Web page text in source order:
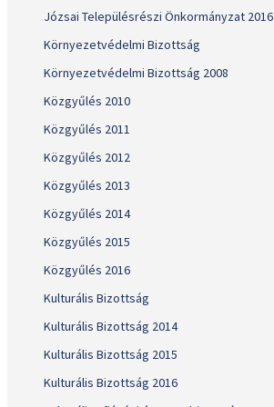
Józsai Településrészi Önkormányzat 2016
Környezetvédelmi Bizottság
Környezetvédelmi Bizottság 2008
Közgyűlés 2010
Közgyűlés 2011
Közgyűlés 2012
Közgyűlés 2013
Közgyűlés 2014
Közgyűlés 2015
Közgyűlés 2016
Kulturális Bizottság
Kulturális Bizottság 2014
Kulturális Bizottság 2015
Kulturális Bizottság 2016